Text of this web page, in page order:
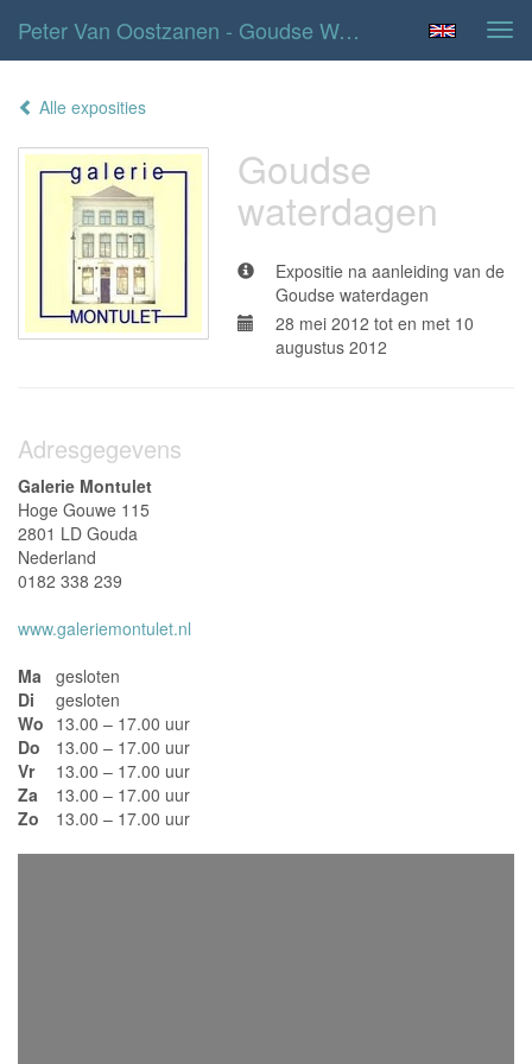
Peter Van Oostzanen - Goudse Waterdagen
Alle exposities
Goudse
waterdagen
Expositie na aanleiding van de
Goudse waterdagen
28 mei 2012 tot en met 10
augustus 2012
Adresgegevens
Galerie Montulet
Hoge Gouwe 115
2801 LD Gouda
Nederland
0182 338 239
www.galeriemontulet.nl
Ma gesloten
Di
gesloten
Wo 13.00 – 17.00 uur
Do
13.00 – 17.00 uur
Vr
13.00 – 17.00 uur
Za
13.00 – 17.00 uur
Zo
13.00 – 17.00 uur